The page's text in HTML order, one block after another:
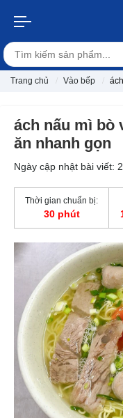
Trang chủ Vào bếp
ách nấu mì bò
ăn nhanh gọn
Ngày cập nhật bài viết:
Thời gian chuẩn bị:
30 phút